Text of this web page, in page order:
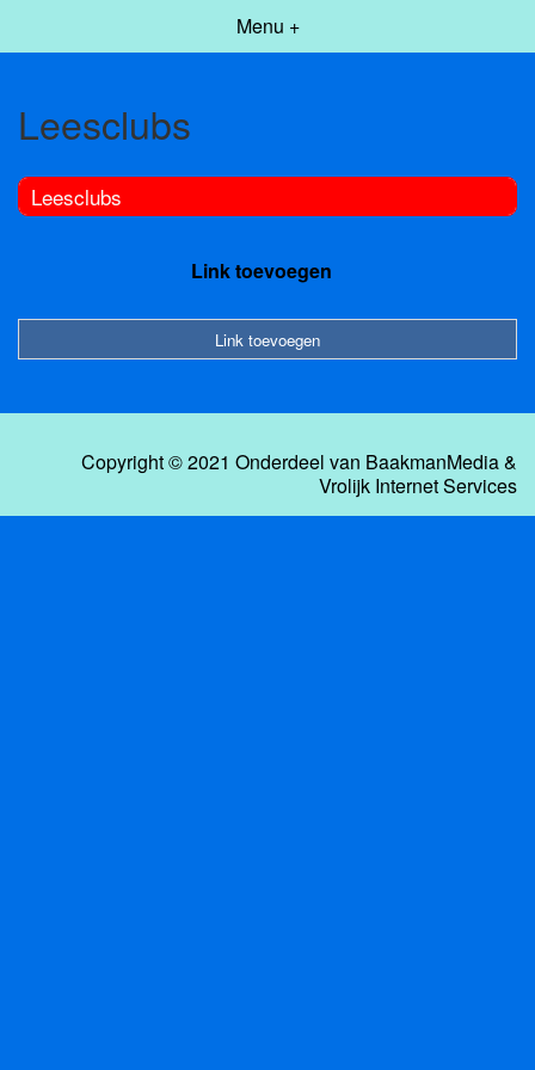
Menu +
Leesclubs
Leesclubs
Link toevoegen
Link toevoegen
Copyright © 2021 Onderdeel van BaakmanMedia&
Vrolijk Internet Services